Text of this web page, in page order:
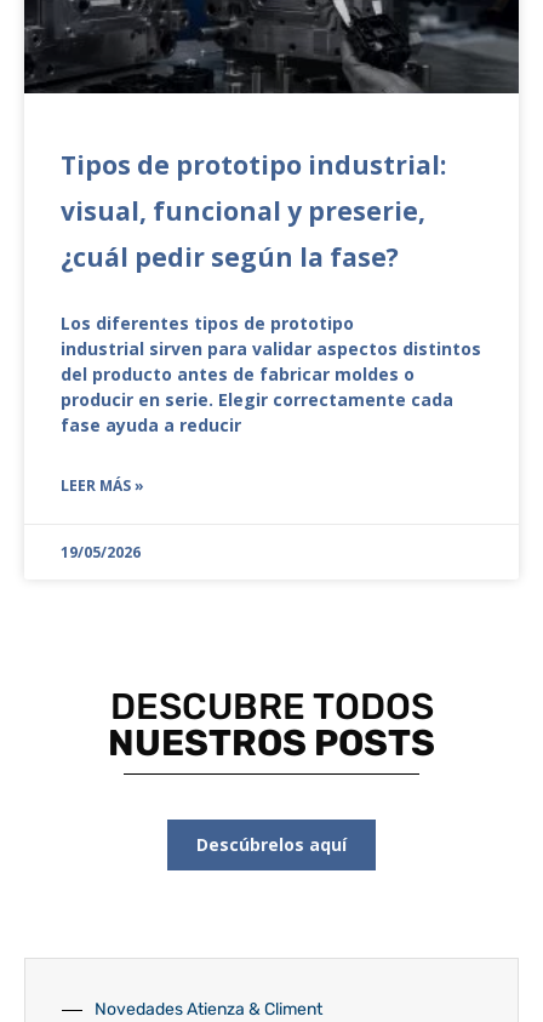
Tipos de prototipo industrial:
visual, funcional y preserie,
¿cuál pedir según la fase?
Los diferentes tipos de prototipo
industrial sirven para validar aspectos distintos
del producto antes de fabricar moldes o
producir en serie. Elegir correctamente cada
fase ayuda a reducir
LEER MÁS »
19/05/2026
DESCUBRE TODOS
NUESTROS POSTS
Descúbrelos aquí
Novedades Atienza & Climent